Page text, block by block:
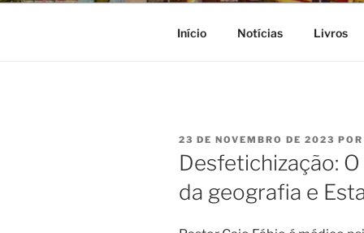
Início Notícias Livros
PUBLICADO
EM
23 DE NOVEMBRO DE 2023 POR
Desfetichização:
da geografia e